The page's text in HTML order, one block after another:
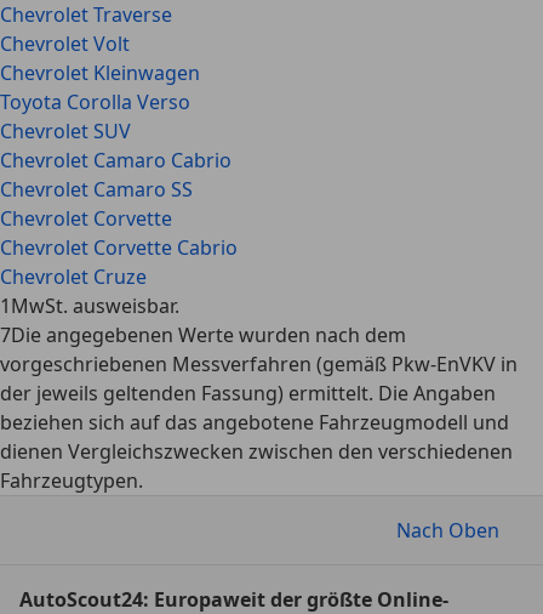
Chevrolet Traverse
Chevrolet Volt
Chevrolet Kleinwagen
Toyota Corolla Verso
Chevrolet SUV
Chevrolet Camaro Cabrio
Chevrolet Camaro SS
Chevrolet Corvette
Chevrolet Corvette Cabrio
Chevrolet Cruze
1MwSt. ausweisbar.
7Die angegebenen Werte wurden nach dem
vorgeschriebenen Messverfahren (gemäß Pkw-EnVKV in
der jeweils geltenden Fassung) ermittelt. Die Angaben
beziehen sich auf das angebotene Fahrzeugmodell und
dienen Vergleichszwecken zwischen den verschiedenen
Fahrzeugtypen.
Nach Oben
AutoScout24: Europaweit der größte Online-